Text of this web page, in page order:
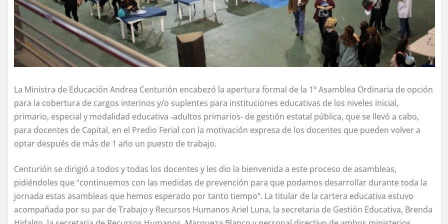
La Ministra de Educación Andrea Centurión encabezó la apertura formal de la 1º Asamblea Ordinaria de opción
para la cobertura de cargos interinos y/o suplentes para instituciones educativas de los niveles inicial,
primario, especial y modalidad educativa -adultos primarios- de gestión estatal pública, que se llevó a cabo,
para docentes de Capital, en el Predio Ferial con la motivación expresa de los docentes que pueden volver a
optar después de más de 1 año un puesto de trabajo.
Centurión se dirigió a todos y todas los docentes y les dio la bienvenida a este proceso de asambleas,
pidiéndoles que “continuemos con las medidas de prevención para que podamos desarrollar durante toda la
jornada estas asambleas que hemos esperado por tanto tiempo”. La titular de la cartera educativa estuvo
acompañada por su par de Trabajo y Recursos Humanos Ariel Luna, la secretaria de Gestión Educativa, Brenda